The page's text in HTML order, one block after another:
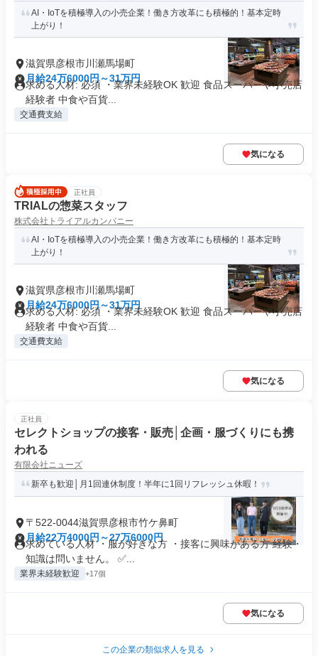
AI・IoTを積極導入の小売企業！働き方改革にも積極的！基本定時
上がり！
滋賀県彦根市川瀬馬場町
月給24万6000円～31万円
求める人材: 必須 ・業界未経験OK 歓迎 食品スーパーや小売店
経験者 中食や百貨...
交通費支給
気になる
正社員
TRIALの惣菜スタッフ
株式会社トライアルカンパニー
AI・IoTを積極導入の小売企業！働き方改革にも積極的！基本定時
上がり！
滋賀県彦根市川瀬馬場町
月給24万6000円～31万円
求める人材: 必須 ・業界未経験OK 歓迎 食品スーパーや小売店
経験者 中食や百貨...
交通費支給
気になる
正社員
セレクトショップの接客・販売│企画・服づくりにも携
われる
有限会社ニューズ
新卒も歓迎│月1回連休制度！半年に1回リフレッシュ休暇！
〒522-0044滋賀県彦根市竹ケ鼻町
月給22万4000円～27万6000円
求めている人材 ・服が好きな方 ・接客に興味がある方 経験・
知識は問いません。 ✅...
業界未経験歓迎 +17個
気になる
この企業の類似求人を見る